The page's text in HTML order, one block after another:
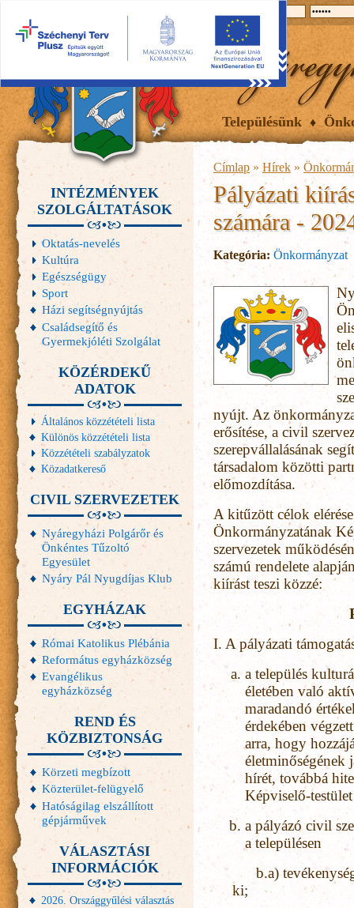
Településünk
Címlap » Hírek »
Pályázati
számára -
Kategória: Önkormányzat
nyújt. Az
erősítése, a civil
szerepvállalásának
társadalom közötti
előmozdítása.
A kitűzött célok
Önkormányzatának
szervezetek
számú rendelete
kiírást teszi közzé:
I. A pályázati
a település
életében való
maradandó
érdekében
arra, hogy
életminőségének
hírét, továbbá
Képviselő-
a pályázó civil
a településen
b.a)
ki;
INTÉZMÉNYEK
SZOLGÁLTATÁSOK
Oktatás-nevelés
Kultúra
Egészségügy
Sport
Házi segítségnyújtás
Családsegítő és
Gyermekjóléti Szolgálat
KÖZÉRDEKŰ
ADATOK
Általános közzétételi lista
Különös közzétételi lista
Közzétételi szabályzatok
Közadatkereső
CIVIL SZERVEZETEK
Nyáregyházi Polgárőr és
Önkéntes Tűzoltó
Egyesület
Nyáry Pál Nyugdíjas Klub
EGYHÁZAK
Római Katolikus Plébánia
Református egyházközség
Evangélikus
egyházközség
REND ÉS
KÖZBIZTONSÁG
Körzeti megbízott
Közterület-felügyelő
Hatóságilag elszállított
gépjárművek
VÁLASZTÁSI
INFORMÁCIÓK
2026. Országgyűlési választás